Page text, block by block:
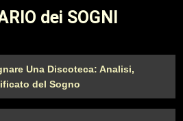
principale
dei SOGNI
Una Discoteca: Analisi,
del Sogno